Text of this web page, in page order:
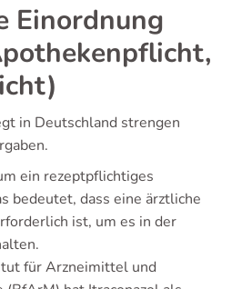
Einordnung
in Deutschland strengen
ein rezeptpflichtiges
bedeutet, dass eine ärztliche
ist, um es in der
für Arzneimittel und